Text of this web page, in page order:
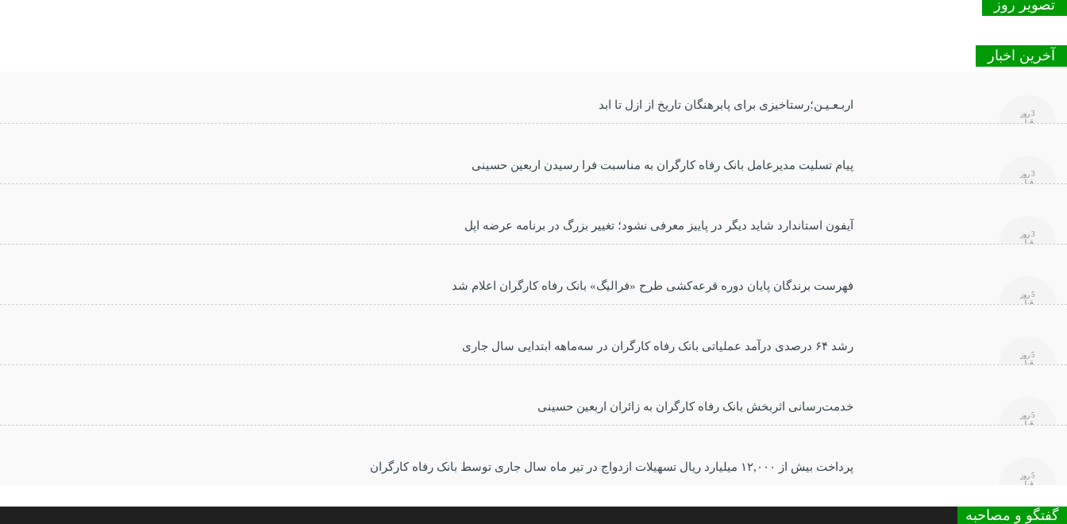
تصویر روز
آخرین اخبار
اربـعـیـن؛رستاخیزی برای پابرهنگان تاریخ از ازل تا ابد
3 روز
قبل
پیام تسلیت مدیرعامل بانک رفاه کارگران به مناسبت فرا رسیدن اربعین حسینی
3 روز
قبل
آیفون استاندارد شاید دیگر در پاییز معرفی نشود؛ تغییر بزرگ در برنامه عرضه اپل
3 روز
قبل
فهرست برندگان پایان دوره قرعه‌کشی طرح «فرالیگ» بانک رفاه کارگران اعلام شد
5 روز
قبل
رشد ۶۴ درصدی درآمد عملیاتی بانک رفاه کارگران در سه‌ماهه ابتدایی سال جاری
5 روز
قبل
خدمت‌رسانی اثربخش بانک رفاه کارگران به زائران اربعین حسینی
5 روز
قبل
پرداخت بیش از ۱۲,۰۰۰ میلیارد ریال تسهیلات ازدواج در تیر ماه سال جاری توسط بانک رفاه کارگران
5 روز
قبل
گفتگو و مصاحبه